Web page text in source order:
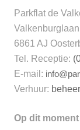
Parkflat de
6861 AJ
Tel. Receptie:
E-mail:
Verhuur:
Op dit